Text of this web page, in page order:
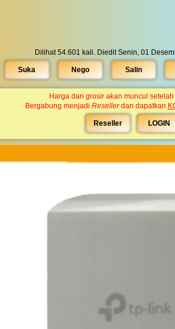
Dilihat 54.601 kali. Diedit Senin, 01
Suka Nego Salin
Harga dan grosir akan muncul
Bergabung menjadi Resellerdan dapatkan
Reseller LOGIN